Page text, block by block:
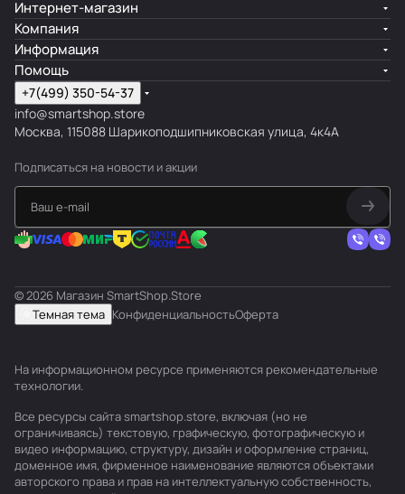
Интернет-магазин
Компания
Информация
Помощь
+7(499) 350-54-37
info@smartshop.store
Москва, 115088 Шарикоподшипниковская улица, 4к4А
Подписаться на новости и акции
© 2026 Магазин SmartShop.Store
Темная тема КонфиденциальностьОферта
На информационном ресурсе применяются рекомендательные
технологии.
Все ресурсы сайта smartshop.store, включая (но не
ограничиваясь) текстовую, графическую, фотографическую и
видео информацию, структуру, дизайн и оформление страниц,
доменное имя, фирменное наименование являются объектами
авторского права и прав на интеллектуальную собственность,